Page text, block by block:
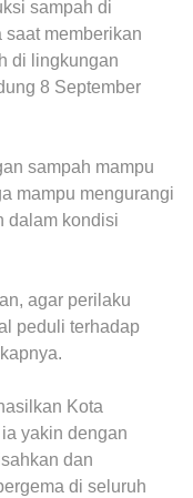
sampah di
memberikan
di lingkungan
8 September
sampah mampu
mampu mengurangi
dalam kondisi
agar perilaku
peduli terhadap
Kota
yakin dengan
dan
di seluruh